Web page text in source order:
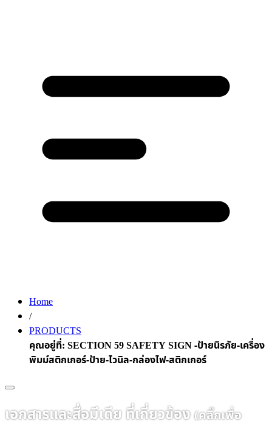
Home
/
PRODUCTS
คุณอยู่ที่: SECTION 59 SAFETY SIGN -ป้ายนิรภัย-เครื่อง
พิมม์สติกเกอร์-ป้าย-ไวนิล-กล่องไฟ-สติกเกอร์
เอกสารและสื่อมีเดีย ที่เกี่ยวข้อง (คลิ๊กเพื่อ